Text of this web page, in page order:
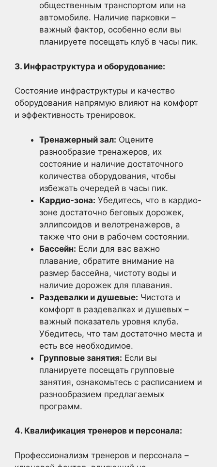
общественным транспортом или на
автомобиле. Наличие парковки –
важный фактор, особенно если вы
планируете посещать клуб в часы пик.
3. Инфраструктура и оборудование:
Состояние инфраструктуры и качество
оборудования напрямую влияют на комфорт
и эффективность тренировок.
Тренажерный зал: Оцените
разнообразие тренажеров, их
состояние и наличие достаточного
количества оборудования, чтобы
избежать очередей в часы пик.
Кардио-зона: Убедитесь, что в кардио-
зоне достаточно беговых дорожек,
эллипсоидов и велотренажеров, а
также что они в рабочем состоянии.
Бассейн: Если для вас важно
плавание, обратите внимание на
размер бассейна, чистоту воды и
наличие дорожек для плавания.
Раздевалки и душевые: Чистота и
комфорт в раздевалках и душевых –
важный показатель уровня клуба.
Убедитесь, что там достаточно места и
есть все необходимое.
Групповые занятия: Если вы
планируете посещать групповые
занятия, ознакомьтесь с расписанием и
разнообразием предлагаемых
программ.
4. Квалификация тренеров и персонала:
Профессионализм тренеров и персонала –